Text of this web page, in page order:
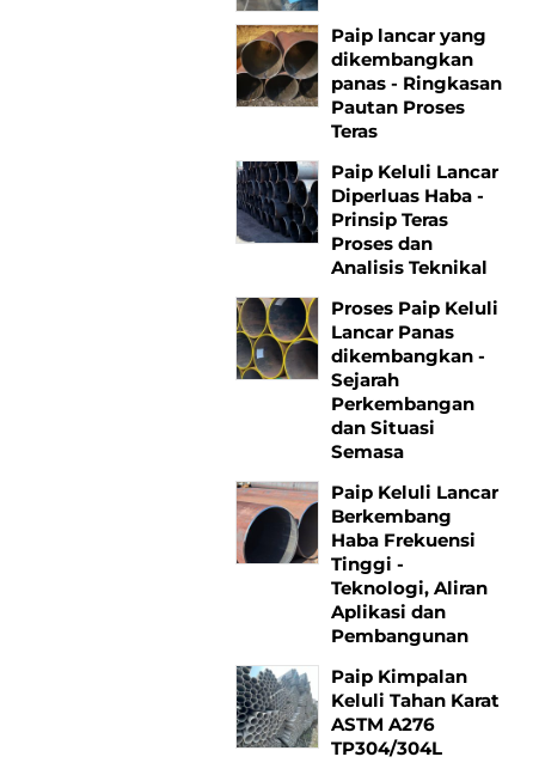
Paip lancar yang
dikembangkan
panas - Ringkasan
Pautan Proses
Teras
Paip Keluli Lancar
Diperluas Haba -
Prinsip Teras
Proses dan
Analisis Teknikal
Proses Paip Keluli
Lancar Panas
dikembangkan -
Sejarah
Perkembangan
dan Situasi
Semasa
Paip Keluli Lancar
Berkembang
Haba Frekuensi
Tinggi -
Teknologi, Aliran
Aplikasi dan
Pembangunan
Paip Kimpalan
Keluli Tahan Karat
ASTM A276
TP304/304L